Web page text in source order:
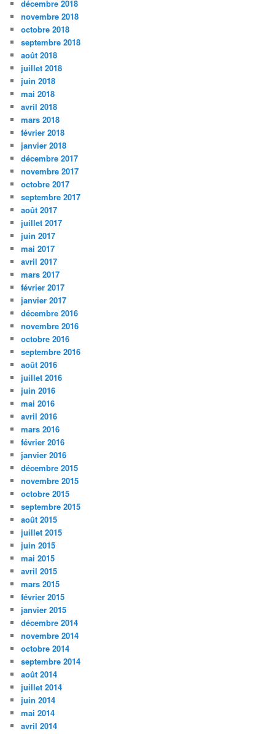
décembre 2018
novembre 2018
octobre 2018
septembre 2018
août 2018
juillet 2018
juin 2018
mai 2018
avril 2018
mars 2018
février 2018
janvier 2018
décembre 2017
novembre 2017
octobre 2017
septembre 2017
août 2017
juillet 2017
juin 2017
mai 2017
avril 2017
mars 2017
février 2017
janvier 2017
décembre 2016
novembre 2016
octobre 2016
septembre 2016
août 2016
juillet 2016
juin 2016
mai 2016
avril 2016
mars 2016
février 2016
janvier 2016
décembre 2015
novembre 2015
octobre 2015
septembre 2015
août 2015
juillet 2015
juin 2015
mai 2015
avril 2015
mars 2015
février 2015
janvier 2015
décembre 2014
novembre 2014
octobre 2014
septembre 2014
août 2014
juillet 2014
juin 2014
mai 2014
avril 2014